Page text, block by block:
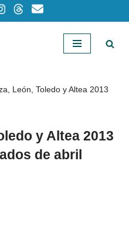
León, Toledo y Altea 2013
y Altea 2013
de abril